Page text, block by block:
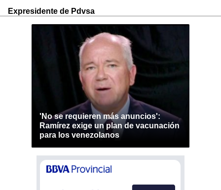
Expresidente de Pdvsa
'No se requieren más anuncios':
Ramírez exige un plan de vacunación
para los venezolanos